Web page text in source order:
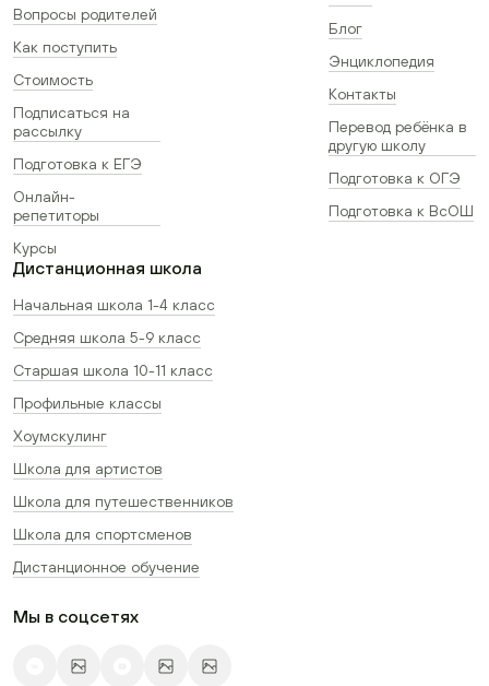
Вопросы родителей
Как поступить
Стоимость
Подписаться на
рассылку
Подготовка к ЕГЭ
Онлайн-
репетиторы
Курсы
Блог
Энциклопедия
Контакты
Перевод ребёнка в
другую школу
Подготовка к ОГЭ
Подготовка к ВсОШ
Дистанционная школа
Начальная школа 1-4 класс
Средняя школа 5-9 класс
Старшая школа 10-11 класс
Профильные классы
Хоумскулинг
Школа для артистов
Школа для путешественников
Школа для спортсменов
Дистанционное обучение
Мы в соцсетях